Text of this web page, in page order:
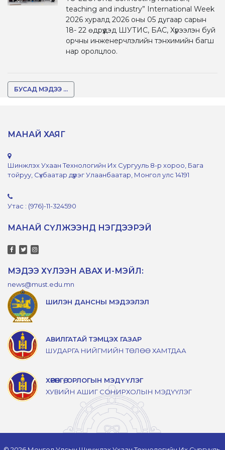
teaching and industry” International Week
2026 хуралд 2026 оны 05 дугаар сарын
18- 22 өдрүүдэд ШУТИС, БАС, Хүрээлэн буй
орчны инженерчлэлийн тэнхимийн багш
нар оролцлоо.
БУСАД МЭДЭЭ ...
МАНАЙ ХАЯГ
Шинжлэх Ухаан Технологийн Их Сургууль 8-р хороо, Бага
тойруу, Сүхбаатар дүүрэг Улаанбаатар, Монгол улс 14191
Утас : (976)-11-324590
МАНАЙ СҮЛЖЭЭНД НЭГДЭЭРЭЙ
МЭДЭЭ ХҮЛЭЭН АВАХ И-МЭЙЛ:
news@must.edu.mn
ШИЛЭН ДАНСНЫ МЭДЭЭЛЭЛ
АВИЛГАТАЙ ТЭМЦЭХ ГАЗАР
ШУДАРГА НИЙГМИЙН ТӨЛӨӨ ХАМТДАА
ХӨРӨНГӨ, ОРЛОГЫН МЭДҮҮЛЭГ
ХУВИЙН АШИГ СОНИРХОЛЫН МЭДҮҮЛЭГ